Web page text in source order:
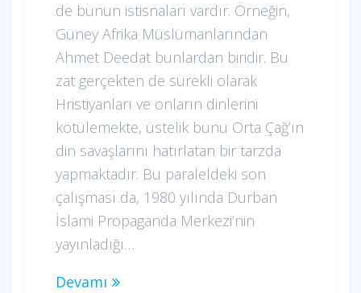
de bunun istisnaları vardır. Örneğin,
Güney Afrika Müslümanlarından
Ahmet Deedat bunlardan biridir. Bu
zat gerçekten de sürekli olarak
Hristiyanları ve onların dinlerini
kötülemekte, üstelik bunu Orta Çağ’ın
din savaşlarını hatırlatan bir tarzda
yapmaktadır. Bu paraleldeki son
çalışması da, 1980 yılında Durban
İslami Propaganda Merkezi’nin
yayınladığı…
Devamı